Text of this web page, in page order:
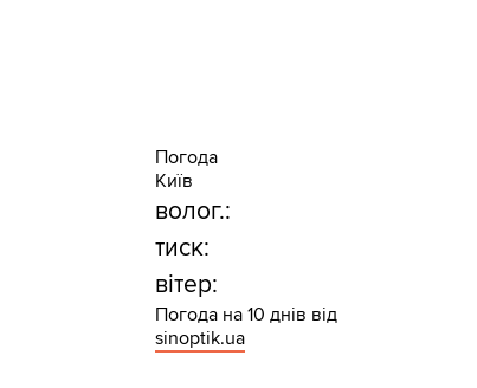
Погода
Київ
волог.:
тиск:
вітер:
Погода на 10 днів від
sinoptik.ua